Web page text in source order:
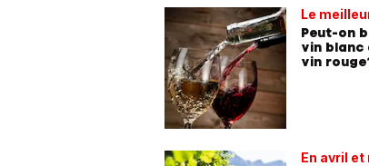
Le
Peut-on
vin blanc
vin
En avril et